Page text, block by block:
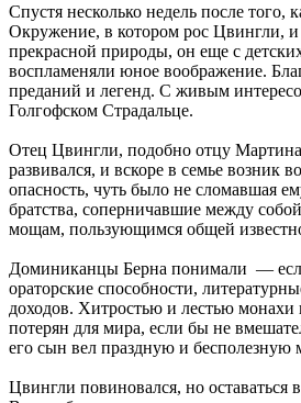
Спустя несколько недель после
Окружение, в котором рос Цвингли, и
прекрасной природы, он еще с
воспламеняли юное воображение.
преданий и легенд. С живым
Голгофском Страдальце.
Отец Цвингли, подобно отцу
развивался, и вскоре в семье возник
опасность, чуть было не сломавшая
братства, соперничавшие между
мощам, пользующимся общей
Доминиканцы Берна понимали — если
ораторские способности,
доходов. Хитростью и лестью монахи
потерян для мира, если бы не
его сын вел праздную и бесполезную
Цвингли повиновался, но оставаться